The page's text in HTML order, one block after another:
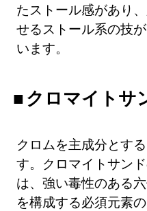
たストール感があり
せるストール系の技
います。
クロマイトサ
クロムを主成分とす
す。クロマイトサン
は、強い毒性のある
を構成する必須元素